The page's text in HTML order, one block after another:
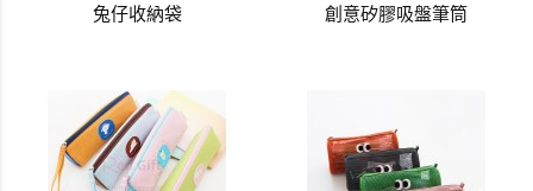
兔仔收納袋 創意矽膠吸盤筆筒